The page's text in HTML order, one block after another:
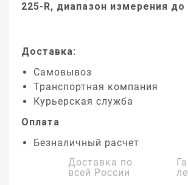
225-R, диапазон измерения до
Доставка:
Самовывоз
Транспортная компания
Курьерская служба
Оплата
Безналичный расчет
Доставка по
всей России